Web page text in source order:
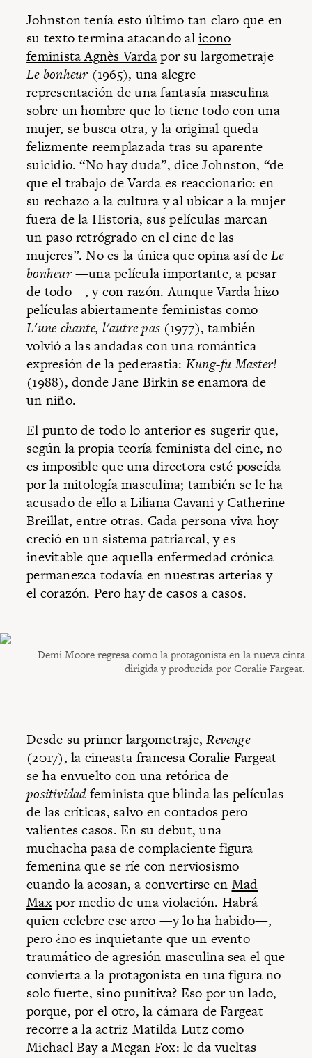
Johnston tenía esto último tan claro que en
su texto termina atacando alicono
feminista Agnès Vardapor su largometraje
Le bonheur (1965), una alegre
representación de una fantasía masculina
sobre un hombre que lo tiene todo con una
mujer, se busca otra, y la original queda
felizmente reemplazada tras su aparente
suicidio. “No hay duda”, dice Johnston, “de
que el trabajo de Varda es reaccionario: en
su rechazo a la cultura y al ubicar a la mujer
fuera de la Historia, sus películas marcan
un paso retrógrado en el cine de las
mujeres”. No es la única que opina así deLe
bonheur—una película importante, a pesar
de todo—, y con razón. Aunque Varda hizo
películas abiertamente feministas como
L'une chante, l'autre pas (1977), también
volvió a las andadas con una romántica
expresión de la pederastia: Kung-fu Master!
(1988), donde Jane Birkin se enamora de
un niño.
El punto de todo lo anterior es sugerir que,
según la propia teoría feminista del cine, no
es imposible que una directora esté poseída
por la mitología masculina; también se le ha
acusado de ello a Liliana Cavani y Catherine
Breillat, entre otras. Cada persona viva hoy
creció en un sistema patriarcal, y es
inevitable que aquella enfermedad crónica
permanezca todavía en nuestras arterias y
el corazón. Pero hay de casos a casos.
Demi Moore regresa como la protagonista en la nueva cinta
dirigida y producida por Coralie Fargeat.
Desde su primer largometraje,Revenge
(2017), la cineasta francesa Coralie Fargeat
se ha envuelto con una retórica de
positividadfeminista que blinda las películas
de las críticas, salvo en contados pero
valientes casos. En su debut, una
muchacha pasa de complaciente figura
femenina que se ríe con nerviosismo
cuando la acosan, a convertirse en Mad
Maxpor medio de una violación. Habrá
quien celebre ese arco —y lo ha habido—,
pero ¿no es inquietante que un evento
traumático de agresión masculina sea el que
convierta a la protagonista en una figura no
solo fuerte, sino punitiva? Eso por un lado,
porque, por el otro, la cámara de Fargeat
recorre a la actriz Matilda Lutz como
Michael Bay a Megan Fox: le da vueltas